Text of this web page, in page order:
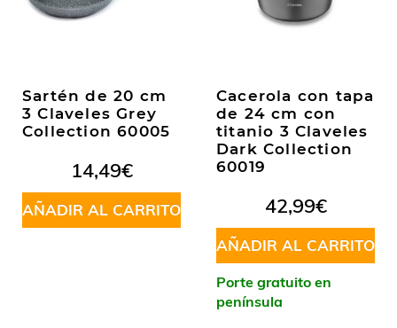
Sartén de 20 cm
3 Claveles Grey
Collection 60005
14,49€
AÑADIR AL CARRITO
Cacerola con tapa
de 24 cm con
titanio 3 Claveles
Dark Collection
60019
42,99€
AÑADIR AL CARRITO
Porte gratuito en
península